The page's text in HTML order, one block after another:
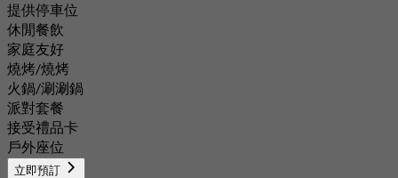
提供停車位
休閒餐飲
家庭友好
燒烤/燒烤
火鍋/涮涮鍋
派對套餐
接受禮品卡
戶外座位
立即預訂